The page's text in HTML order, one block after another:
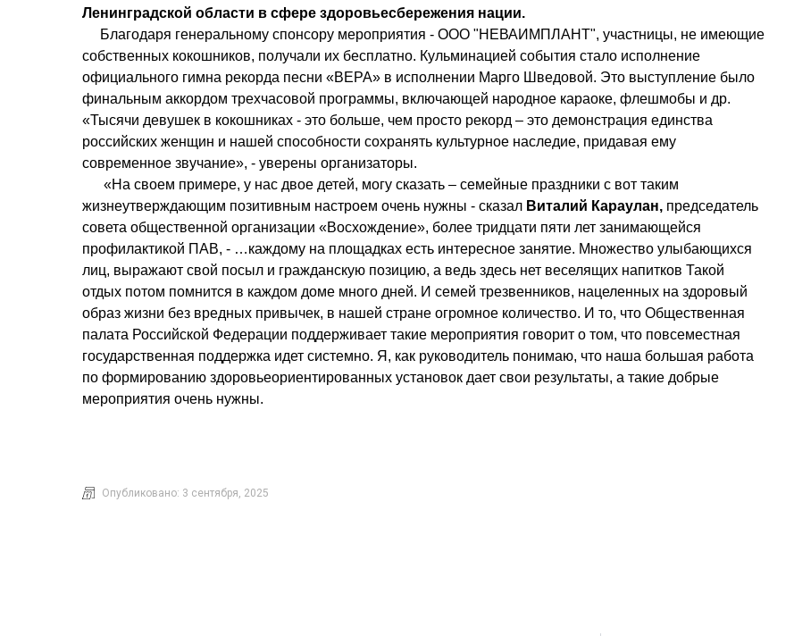
Ленинградской области в сфере здоровьесбережения нации.
собственных кокошников, получали их бесплатно. Кульминацией события стало исполнение
официального гимна рекорда песни «ВЕРА» в исполнении Марго Шведовой. Это выступление было
финальным аккордом трехчасовой программы, включающей народное караоке, флешмобы и др.
«Тысячи девушек в кокошниках - это больше, чем просто рекорд – это демонстрация единства
российских женщин и нашей способности сохранять культурное наследие, придавая ему
современное звучание», - уверены организаторы.
жизнеутверждающим позитивным настроем очень нужны - сказал Виталий Караулан, председатель
совета общественной организации «Восхождение», более тридцати пяти лет занимающейся
профилактикой ПАВ, - …каждому на площадках есть интересное занятие. Множество улыбающихся
лиц, выражают свой посыл и гражданскую позицию, а ведь здесь нет веселящих напитков Такой
отдых потом помнится в каждом доме много дней. И семей трезвенников, нацеленных на здоровый
образ жизни без вредных привычек, в нашей стране огромное количество. И то, что Общественная
палата Российской Федерации поддерживает такие мероприятия говорит о том, что повсеместная
государственная поддержка идет системно. Я, как руководитель понимаю, что наша большая работа
по формированию здоровьеориентированных установок дает свои результаты, а такие добрые
мероприятия очень нужны.
Опубликовано: 3 сентября, 2025